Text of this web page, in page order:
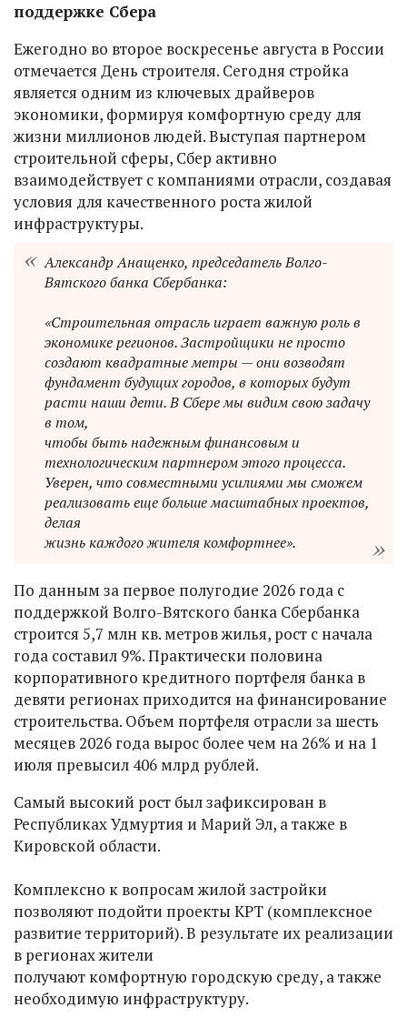
поддержке Сбера
Ежегодно во второе воскресенье августа в России
отмечается День строителя. Сегодня стройка
является одним из ключевых драйверов
экономики, формируя комфортную среду для
жизни миллионов людей. Выступая партнером
строительной сферы, Сбер активно
взаимодействует с компаниями отрасли, создавая
условия для качественного роста жилой
инфраструктуры.
Александр Анащенко, председатель Волго-
Вятского банка Сбербанка:
«Строительная отрасль играет важную роль в
экономике регионов. Застройщики не просто
создают квадратные метры — они возводят
фундамент будущих городов, в которых будут
расти наши дети. В Сбере мы видим свою задачу
в том,
чтобы быть надежным финансовым и
технологическим партнером этого процесса.
Уверен, что совместными усилиями мы сможем
реализовать еще больше масштабных проектов,
делая
жизнь каждого жителя комфортнее».
По данным за первое полугодие 2026 года с
поддержкой Волго-Вятского банка Сбербанка
строится 5,7 млн кв. метров жилья, рост с начала
года составил 9%. Практически половина
корпоративного кредитного портфеля банка в
девяти регионах приходится на финансирование
строительства. Объем портфеля отрасли за шесть
месяцев 2026 года вырос более чем на 26% и на 1
июля превысил 406 млрд рублей.
Самый высокий рост был зафиксирован в
Республиках Удмуртия и Марий Эл, а также в
Кировской области.
Комплексно к вопросам жилой застройки
позволяют подойти проекты КРТ (комплексное
развитие территорий). В результате их реализации
в регионах жители
получают комфортную городскую среду, а также
необходимую инфраструктуру.